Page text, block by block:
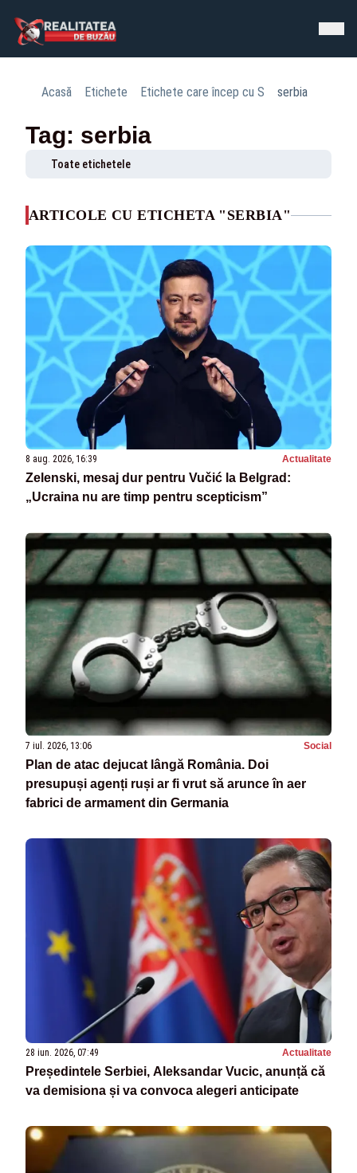
Acasă Etichete Etichete care încep cu S serbia
Tag: serbia
Toate etichetele
ARTICOLE CU ETICHETA "SERBIA"
8 aug. 2026, 16:39 Actualitate
Zelenski, mesaj dur pentru Vučić la Belgrad:
„Ucraina nu are timp pentru scepticism”
7 iul. 2026, 13:06 Social
Plan de atac dejucat lângă România. Doi
presupuși agenți ruși ar fi vrut să arunce în aer
fabrici de armament din Germania
28 iun. 2026, 07:49 Actualitate
Președintele Serbiei, Aleksandar Vucic, anunță că
va demisiona și va convoca alegeri anticipate